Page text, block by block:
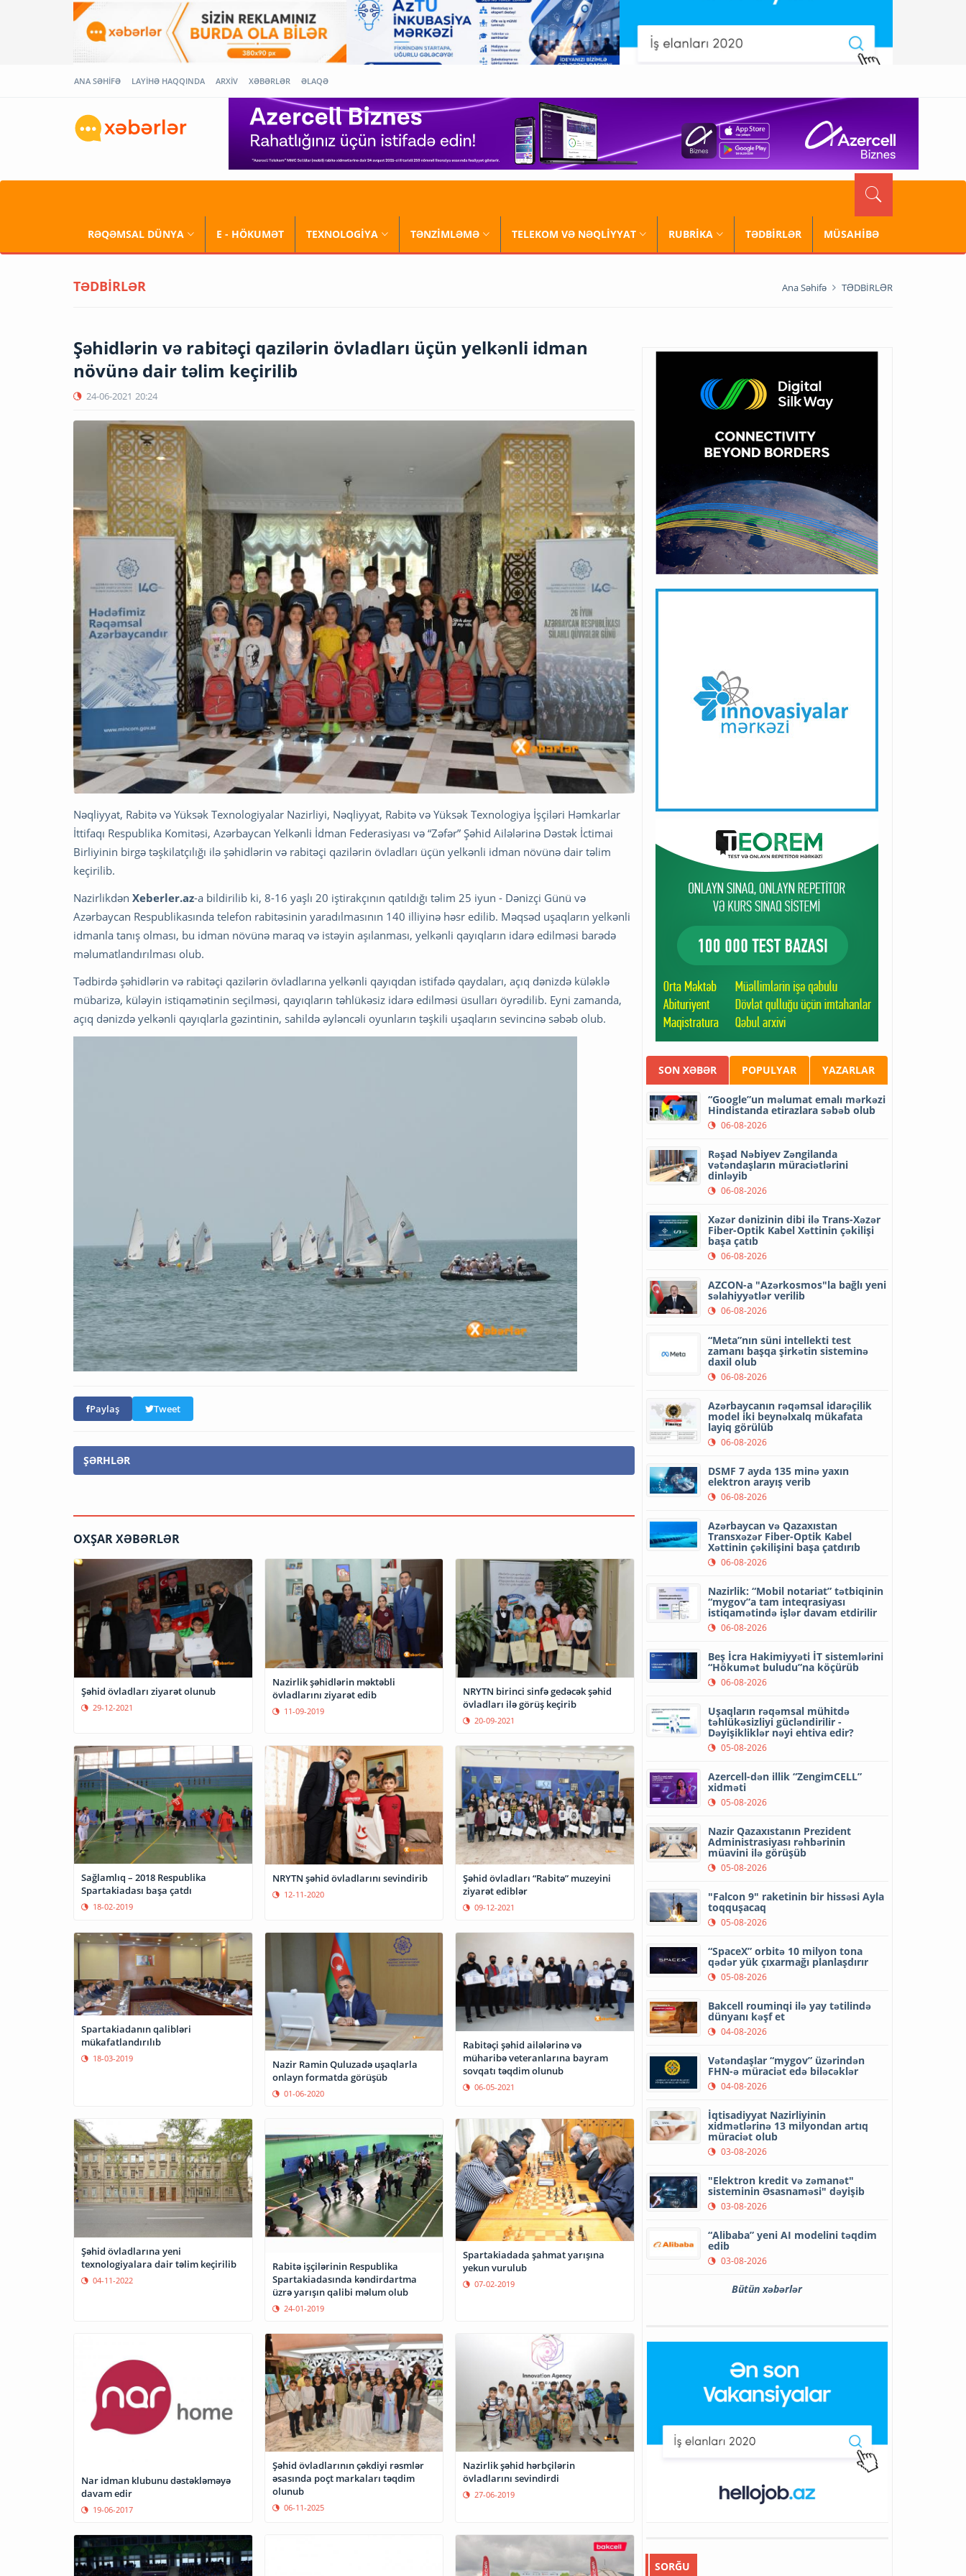
ANA SƏHİFƏ LAYİHƏ HAQQINDA ARXİV XƏBƏRLƏR ƏLAQƏ
RƏQƏMSAL DÜNYA E - HÖKUMƏT TEXNOLOGİYA TƏNZİMLƏMƏ TELEKOM VƏ NƏQLİYYAT RUBRİKA TƏDBİRLƏR MÜSAHİBƏ
TƏDBİRLƏR Ana Səhifə TƏDBİRLƏR
Şəhidlərin və rabitəçi qazilərin övladları üçün yelkənli idman
növünə dair təlim keçirilib
24-06-2021 20:24
Nəqliyyat, Rabitə və Yüksək Texnologiyalar Nazirliyi, Nəqliyyat, Rabitə və Yüksək Texnologiya İşçiləri Həmkarlar
İttifaqı Respublika Komitəsi, Azərbaycan Yelkənli İdman Federasiyası və “Zəfər” Şəhid Ailələrinə Dəstək İctimai
Birliyinin birgə təşkilatçılığı ilə şəhidlərin və rabitəçi qazilərin övladları üçün yelkənli idman növünə dair təlim
keçirilib.
Nazirlikdən Xeberler.az-a bildirilib ki, 8-16 yaşlı 20 iştirakçının qatıldığı təlim 25 iyun - Dənizçi Günü və
Azərbaycan Respublikasında telefon rabitəsinin yaradılmasının 140 illiyinə həsr edilib. Məqsəd uşaqların yelkənli
idmanla tanış olması, bu idman növünə maraq və istəyin aşılanması, yelkənli qayıqların idarə edilməsi barədə
məlumatlandırılması olub.
Tədbirdə şəhidlərin və rabitəçi qazilərin övladlarına yelkənli qayıqdan istifadə qaydaları, açıq dənizdə küləklə
mübarizə, küləyin istiqamətinin seçilməsi, qayıqların təhlükəsiz idarə edilməsi üsulları öyrədilib. Eyni zamanda,
açıq dənizdə yelkənli qayıqlarla gəzintinin, sahildə əyləncəli oyunların təşkili uşaqların sevincinə səbəb olub.
Paylaş Tweet
ŞƏRHLƏR
OXŞAR XƏBƏRLƏR
Şəhid övladları ziyarət olunub
29-12-2021
Nazirlik şəhidlərin məktəbli
övladlarını ziyarət edib
11-09-2019
NRYTN birinci sinfə gedəcək şəhid
övladları ilə görüş keçirib
20-09-2021
Sağlamlıq – 2018 Respublika
Spartakiadası başa çatdı
18-02-2019
NRYTN şəhid övladlarını sevindirib
12-11-2020
Şəhid övladları “Rabitə” muzeyini
ziyarət ediblər
09-12-2021
Spartakiadanın qalibləri
mükafatlandırılıb
18-03-2019
Nazir Ramin Quluzadə uşaqlarla
onlayn formatda görüşüb
01-06-2020
Rabitəçi şəhid ailələrinə və
müharibə veteranlarına bayram
sovqatı təqdim olunub
06-05-2021
Şəhid övladlarına yeni
texnologiyalara dair təlim keçirilib
04-11-2022
Rabitə işçilərinin Respublika
Spartakiadasında kəndirdartma
üzrə yarışın qalibi məlum olub
24-01-2019
Spartakiadada şahmat yarışına
yekun vurulub
07-02-2019
Nar idman klubunu dəstəkləməyə
davam edir
19-06-2017
Şəhid övladlarının çəkdiyi rəsmlər
əsasında poçt markaları təqdim
olunub
06-11-2025
Nazirlik şəhid hərbçilərin
övladlarını sevindirdi
27-06-2019
SON XƏBƏR POPULYAR YAZARLAR
“Google”un məlumat emalı mərkəzi
Hindistanda etirazlara səbəb olub
06-08-2026
Rəşad Nəbiyev Zəngilanda
vətəndaşların müraciətlərini
dinləyib
06-08-2026
Xəzər dənizinin dibi ilə Trans-Xəzər
Fiber-Optik Kabel Xəttinin çəkilişi
başa çatıb
06-08-2026
AZCON-a "Azərkosmos"la bağlı yeni
səlahiyyətlər verilib
06-08-2026
“Meta”nın süni intellekti test
zamanı başqa şirkətin sisteminə
daxil olub
06-08-2026
Azərbaycanın rəqəmsal idarəçilik
model iki beynəlxalq mükafata
layiq görülüb
06-08-2026
DSMF 7 ayda 135 minə yaxın
elektron arayış verib
06-08-2026
Azərbaycan və Qazaxıstan
Transxəzər Fiber-Optik Kabel
Xəttinin çəkilişini başa çatdırıb
06-08-2026
Nazirlik: “Mobil notariat” tətbiqinin
“mygov”a tam inteqrasiyası
istiqamətində işlər davam etdirilir
06-08-2026
Beş İcra Hakimiyyəti İT sistemlərini
“Hökumət buludu”na köçürüb
06-08-2026
Uşaqların rəqəmsal mühitdə
təhlükəsizliyi gücləndirilir -
Dəyişikliklər nəyi ehtiva edir?
05-08-2026
Azercell-dən illik “ZengimCELL”
xidməti
05-08-2026
Nazir Qazaxıstanın Prezident
Administrasiyası rəhbərinin
müavini ilə görüşüb
05-08-2026
"Falcon 9" raketinin bir hissəsi Ayla
toqquşacaq
05-08-2026
“SpaceX” orbitə 10 milyon tona
qədər yük çıxarmağı planlaşdırır
05-08-2026
Bakcell rouminqi ilə yay tətilində
dünyanı kəşf et
04-08-2026
Vətəndaşlar “mygov” üzərindən
FHN-ə müraciət edə biləcəklər
04-08-2026
İqtisadiyyat Nazirliyinin
xidmətlərinə 13 milyondan artıq
müraciət olub
03-08-2026
"Elektron kredit və zəmanət"
sisteminin Əsasnaməsi" dəyişib
03-08-2026
“Alibaba” yeni AI modelini təqdim
edib
03-08-2026
Bütün xəbərlər
SORĞU